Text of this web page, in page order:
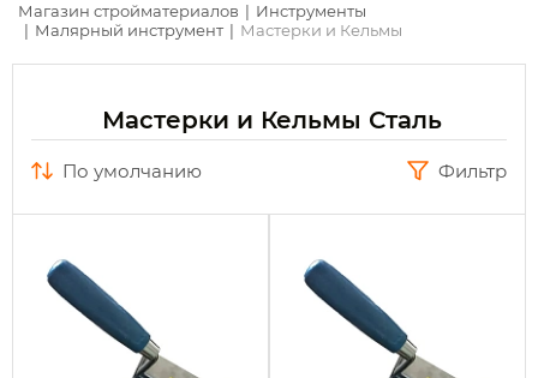
Магазин стройматериалов
Инструменты
Малярный инструмент
Мастерки и Кельмы
Мастерки и Кельмы Сталь
по умолчанию Фильтр